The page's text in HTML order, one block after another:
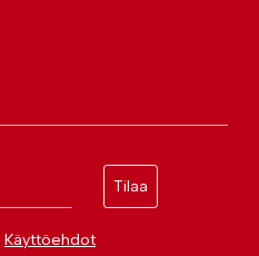
Tilaa
Käyttöehdot